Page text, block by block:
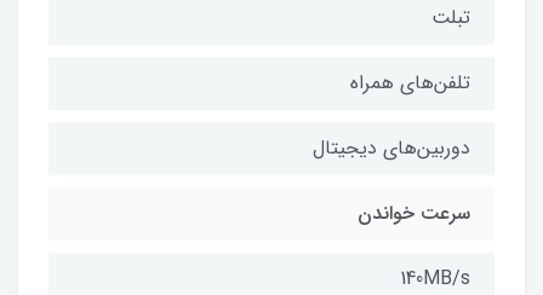
تبلت
تلفن‌های همراه
دوربین‌های دیجیتال
سرعت خواندن
140MB/s